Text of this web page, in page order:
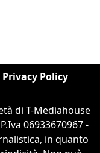
Privacy Policy
di T-Mediahouse
06933670967 -
in quanto